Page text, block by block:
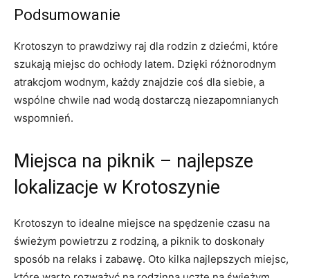
Podsumowanie
Krotoszyn to prawdziwy raj dla rodzin z dziećmi, które
szukają miejsc do ochłody latem. Dzięki różnorodnym
atrakcjom wodnym, każdy znajdzie coś dla siebie, a
wspólne chwile nad wodą dostarczą niezapomnianych
wspomnień.
Miejsca na piknik – najlepsze
lokalizacje w Krotoszynie
Krotoszyn to idealne miejsce na spędzenie czasu na
świeżym powietrzu z rodziną, a piknik to doskonały
sposób na relaks i zabawę. Oto kilka najlepszych miejsc,